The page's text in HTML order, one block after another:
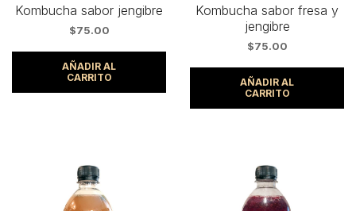
Kombucha sabor jengibre
$75.00
AÑADIR AL
CARRITO
Kombucha sabor fresa y
jengibre
$75.00
AÑADIR AL
CARRITO